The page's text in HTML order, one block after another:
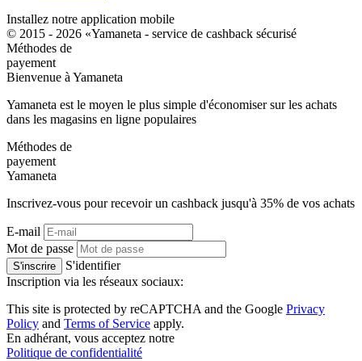
Installez notre application mobile
© 2015 - 2026 «Yamaneta - service de cashback sécurisé
Méthodes de
payement
Bienvenue à Yamaneta
Yamaneta est le moyen le plus simple d'économiser sur les achats
dans les magasins en ligne populaires
Méthodes de
payement
Yamaneta
Inscrivez-vous pour recevoir un cashback jusqu'à 35% de vos achats
E-mail
Mot de passe
S'inscrire
S'identifier
Inscription via les réseaux sociaux:
This site is protected by reCAPTCHA and the Google Privacy
Policy and Terms of Service apply.
En adhérant, vous acceptez notre
Politique de confidentialité